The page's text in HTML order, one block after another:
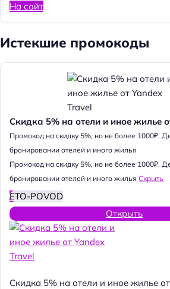
На сайт
Истекшие промокоды
Скидка 5% на отели и иное жилье
Промокод на скидку 5%, но не более 1000₽.
бронировании отелей и иного жилья
Промокод на скидку 5%, но не более 1000₽.
бронировании отелей и иного жилья Скрыть
ETO-POVOD
Открыть
Скидка 5% на отели и иное жилье